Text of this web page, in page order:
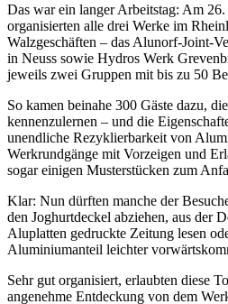
Das war ein langer Arbeitstag: Am
organisierten alle drei Werke im
Walzgeschäften – das Alunorf-Joint-
in Neuss sowie Hydros Werk
jeweils zwei Gruppen mit bis zu 50
So kamen beinahe 300 Gäste dazu,
kennenzulernen – und die
unendliche Rezyklierbarkeit von
Werkrundgänge mit Vorzeigen und
sogar einigen Musterstücken zum
Klar: Nun dürften manche der
den Joghurtdeckel abziehen, aus der
Aluplatten gedruckte Zeitung lesen
Aluminiumanteil leichter
Sehr gut organisiert, erlaubten diese
angenehme Entdeckung von dem